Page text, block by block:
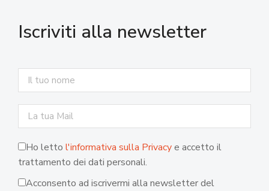
Iscriviti alla newsletter
Ho letto l'informativa sulla Privacye accetto il
trattamento dei dati personali.
Acconsento ad iscrivermi alla newsletter del